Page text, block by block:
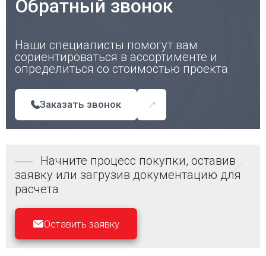
Обратный звонок
Наши специалисты помогут вам
сориентироваться в ассортименте и
определиться со стоимостью проекта
Заказать звонок
Начните процесс покупки, оставив
заявку или загрузив документацию для
расчета
Оставить заявку